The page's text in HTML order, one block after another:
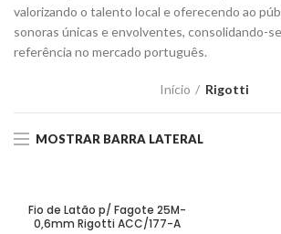
valorizando o talento local e oferecendo ao
sonoras únicas e envolventes, consolidando-
referência no mercado português.
Início Rigotti
MOSTRAR BARRA LATERAL
Fio de Latão p/ Fagote 25M-
0,6mm Rigotti ACC/177-A